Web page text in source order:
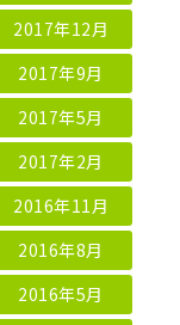
2017年12月
2017年9月
2017年5月
2017年2月
2016年11月
2016年8月
2016年5月